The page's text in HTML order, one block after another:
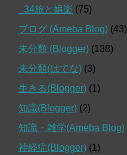
_34旅と娯楽 (75)
ブログ (Ameba Blog) (43)
未分類 (Blogger) (138)
未分類(はてな) (3)
生きる(Blogger) (1)
知識(Blogger) (2)
知識・雑学(Ameba Blog)
神経症(Blogger) (1)